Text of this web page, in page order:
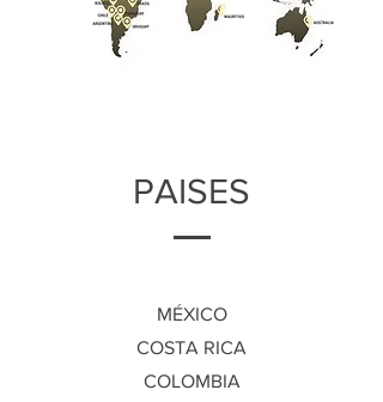
PAISES
MÉXICO
COSTA RICA
COLOMBIA